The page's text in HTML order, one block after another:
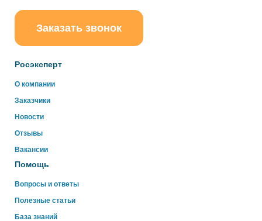
Росэксперт
О компании
Заказчики
Новости
Отзывы
Вакансии
Помощь
Вопросы и ответы
Полезные статьи
База знаний
Заказать звонок